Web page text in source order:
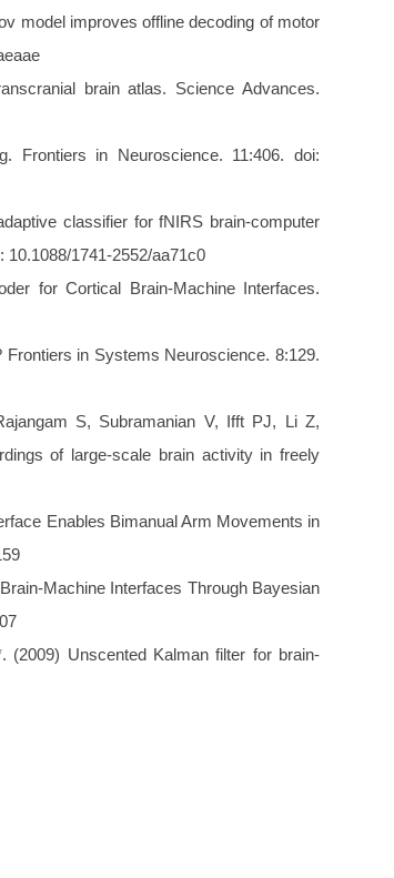
model improves offline decoding of motor
brain atlas. Science Advances.
Frontiers in Neuroscience. 11:406. doi:
classifier for fNIRS brain-computer
10.1088/1741-2552/aa71c0
for Cortical Brain-Machine Interfaces.
in Systems Neuroscience. 8:129.
S, Subramanian V, Ifft PJ, Li Z,
of large-scale brain activity in freely
Enables Bimanual Arm Movements in
Machine Interfaces Through Bayesian
(2009) Unscented Kalman filter for brain-